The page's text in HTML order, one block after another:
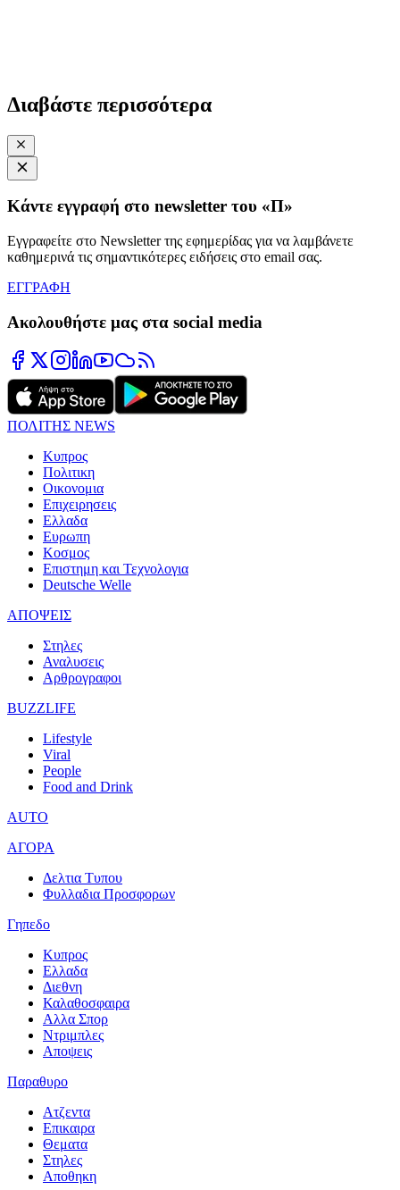
Διαβάστε περισσότερα
Κάντε εγγραφή στο newsletter του «Π»
Εγγραφείτε στο Newsletter της εφημερίδας για να λαμβάνετε
καθημερινά τις σημαντικότερες ειδήσεις στο email σας.
ΕΓΓΡΑΦΗ
Ακολουθήστε μας στα social media
ΠΟΛΙΤΗΣ NEWS
Κυπρος
Πολιτικη
Οικονομια
Επιχειρησεις
Ελλαδα
Ευρωπη
Κοσμος
Επιστημη και Τεχνολογια
Deutsche Welle
ΑΠΟΨΕΙΣ
Στηλες
Αναλυσεις
Αρθρογραφοι
BUZZLIFE
Lifestyle
Viral
People
Food and Drink
AUTO
ΑΓΟΡΑ
Δελτια Τυπου
Φυλλαδια Προσφορων
Γηπεδο
Κυπρος
Ελλαδα
Διεθνη
Καλαθοσφαιρα
Αλλα Σπορ
Ντριμπλες
Αποψεις
Παραθυρο
Ατζεντα
Επικαιρα
Θεματα
Στηλες
Αποθηκη